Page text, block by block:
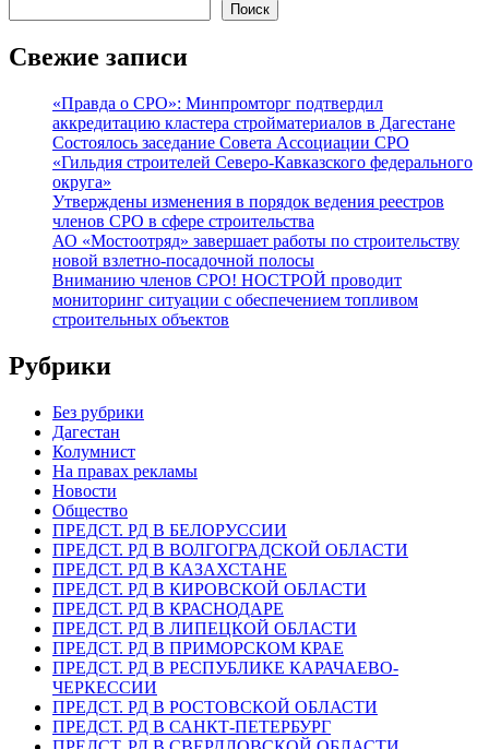
Поиск
Свежие записи
«Правда о СРО»: Минпромторг подтвердил
аккредитацию кластера стройматериалов в Дагестане
Состоялось заседание Совета Ассоциации СРО
«Гильдия строителей Северо-Кавказского федерального
округа»
Утверждены изменения в порядок ведения реестров
членов СРО в сфере строительства
АО «Мостоотряд» завершает работы по строительству
новой взлетно-посадочной полосы
Вниманию членов СРО! НОСТРОЙ проводит
мониторинг ситуации с обеспечением топливом
строительных объектов
Рубрики
Без рубрики
Дагестан
Колумнист
На правах рекламы
Новости
Общество
ПРЕДСТ. РД В БЕЛОРУССИИ
ПРЕДСТ. РД В ВОЛГОГРАДСКОЙ ОБЛАСТИ
ПРЕДСТ. РД В КАЗАХСТАНЕ
ПРЕДСТ. РД В КИРОВСКОЙ ОБЛАСТИ
ПРЕДСТ. РД В КРАСНОДАРЕ
ПРЕДСТ. РД В ЛИПЕЦКОЙ ОБЛАСТИ
ПРЕДСТ. РД В ПРИМОРСКОМ КРАЕ
ПРЕДСТ. РД В РЕСПУБЛИКЕ КАРАЧАЕВО-
ЧЕРКЕССИИ
ПРЕДСТ. РД В РОСТОВСКОЙ ОБЛАСТИ
ПРЕДСТ. РД В САНКТ-ПЕТЕРБУРГ